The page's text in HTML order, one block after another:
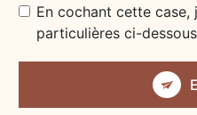
En cochant cette
particulières ci-